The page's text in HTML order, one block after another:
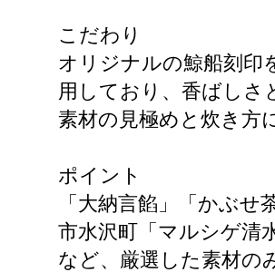
こだわり
オリジナルの鯨船刻印
用しており、香ばしさ
素材の見極めと炊き方
ポイント
「大納言餡」「かぶ
市水沢町「マルシゲ清
など、厳選した素材の